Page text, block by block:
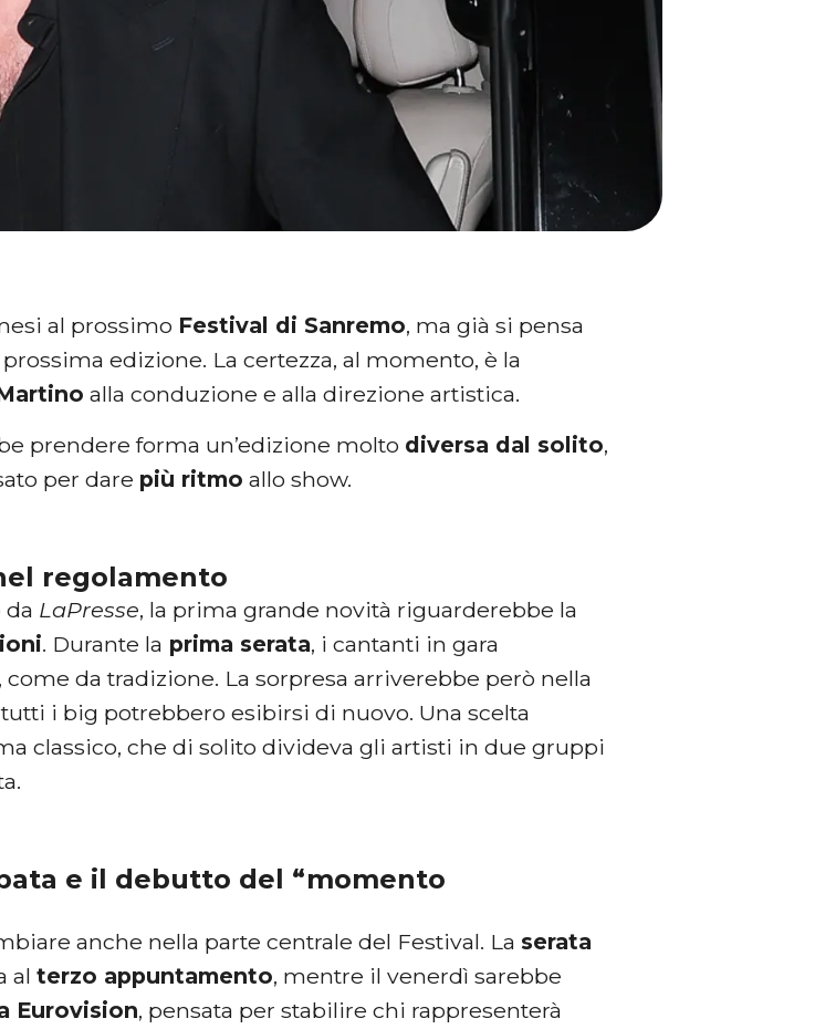
al prossimo Festival di Sanremo, ma già si pensa
edizione. La certezza, al momento, è la
alla conduzione e alla direzione artistica.
prendere forma un’edizione molto diversa dal solito,
per dare più ritmo allo show.
regolamento
da LaPresse, la prima grande novità riguarderebbe la
. Durante la prima serata, i cantanti in gara
da tradizione. La sorpresa arriverebbe però nella
i big potrebbero esibirsi di nuovo. Una scelta
classico, che di solito divideva gli artisti in due gruppi
e il debutto del “momento
anche nella parte centrale del Festival. La serata
alterzo appuntamento, mentre il venerdì sarebbe
Eurovision, pensata per stabilire chi rappresenterà